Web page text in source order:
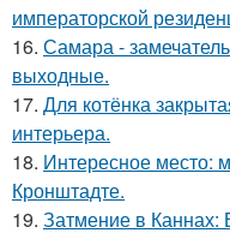
императорской
16. Самара -
выходные.
17. Для котёнка
интерьера.
18. Интересное место:
Кронштадте.
19. Затмение в Каннах: